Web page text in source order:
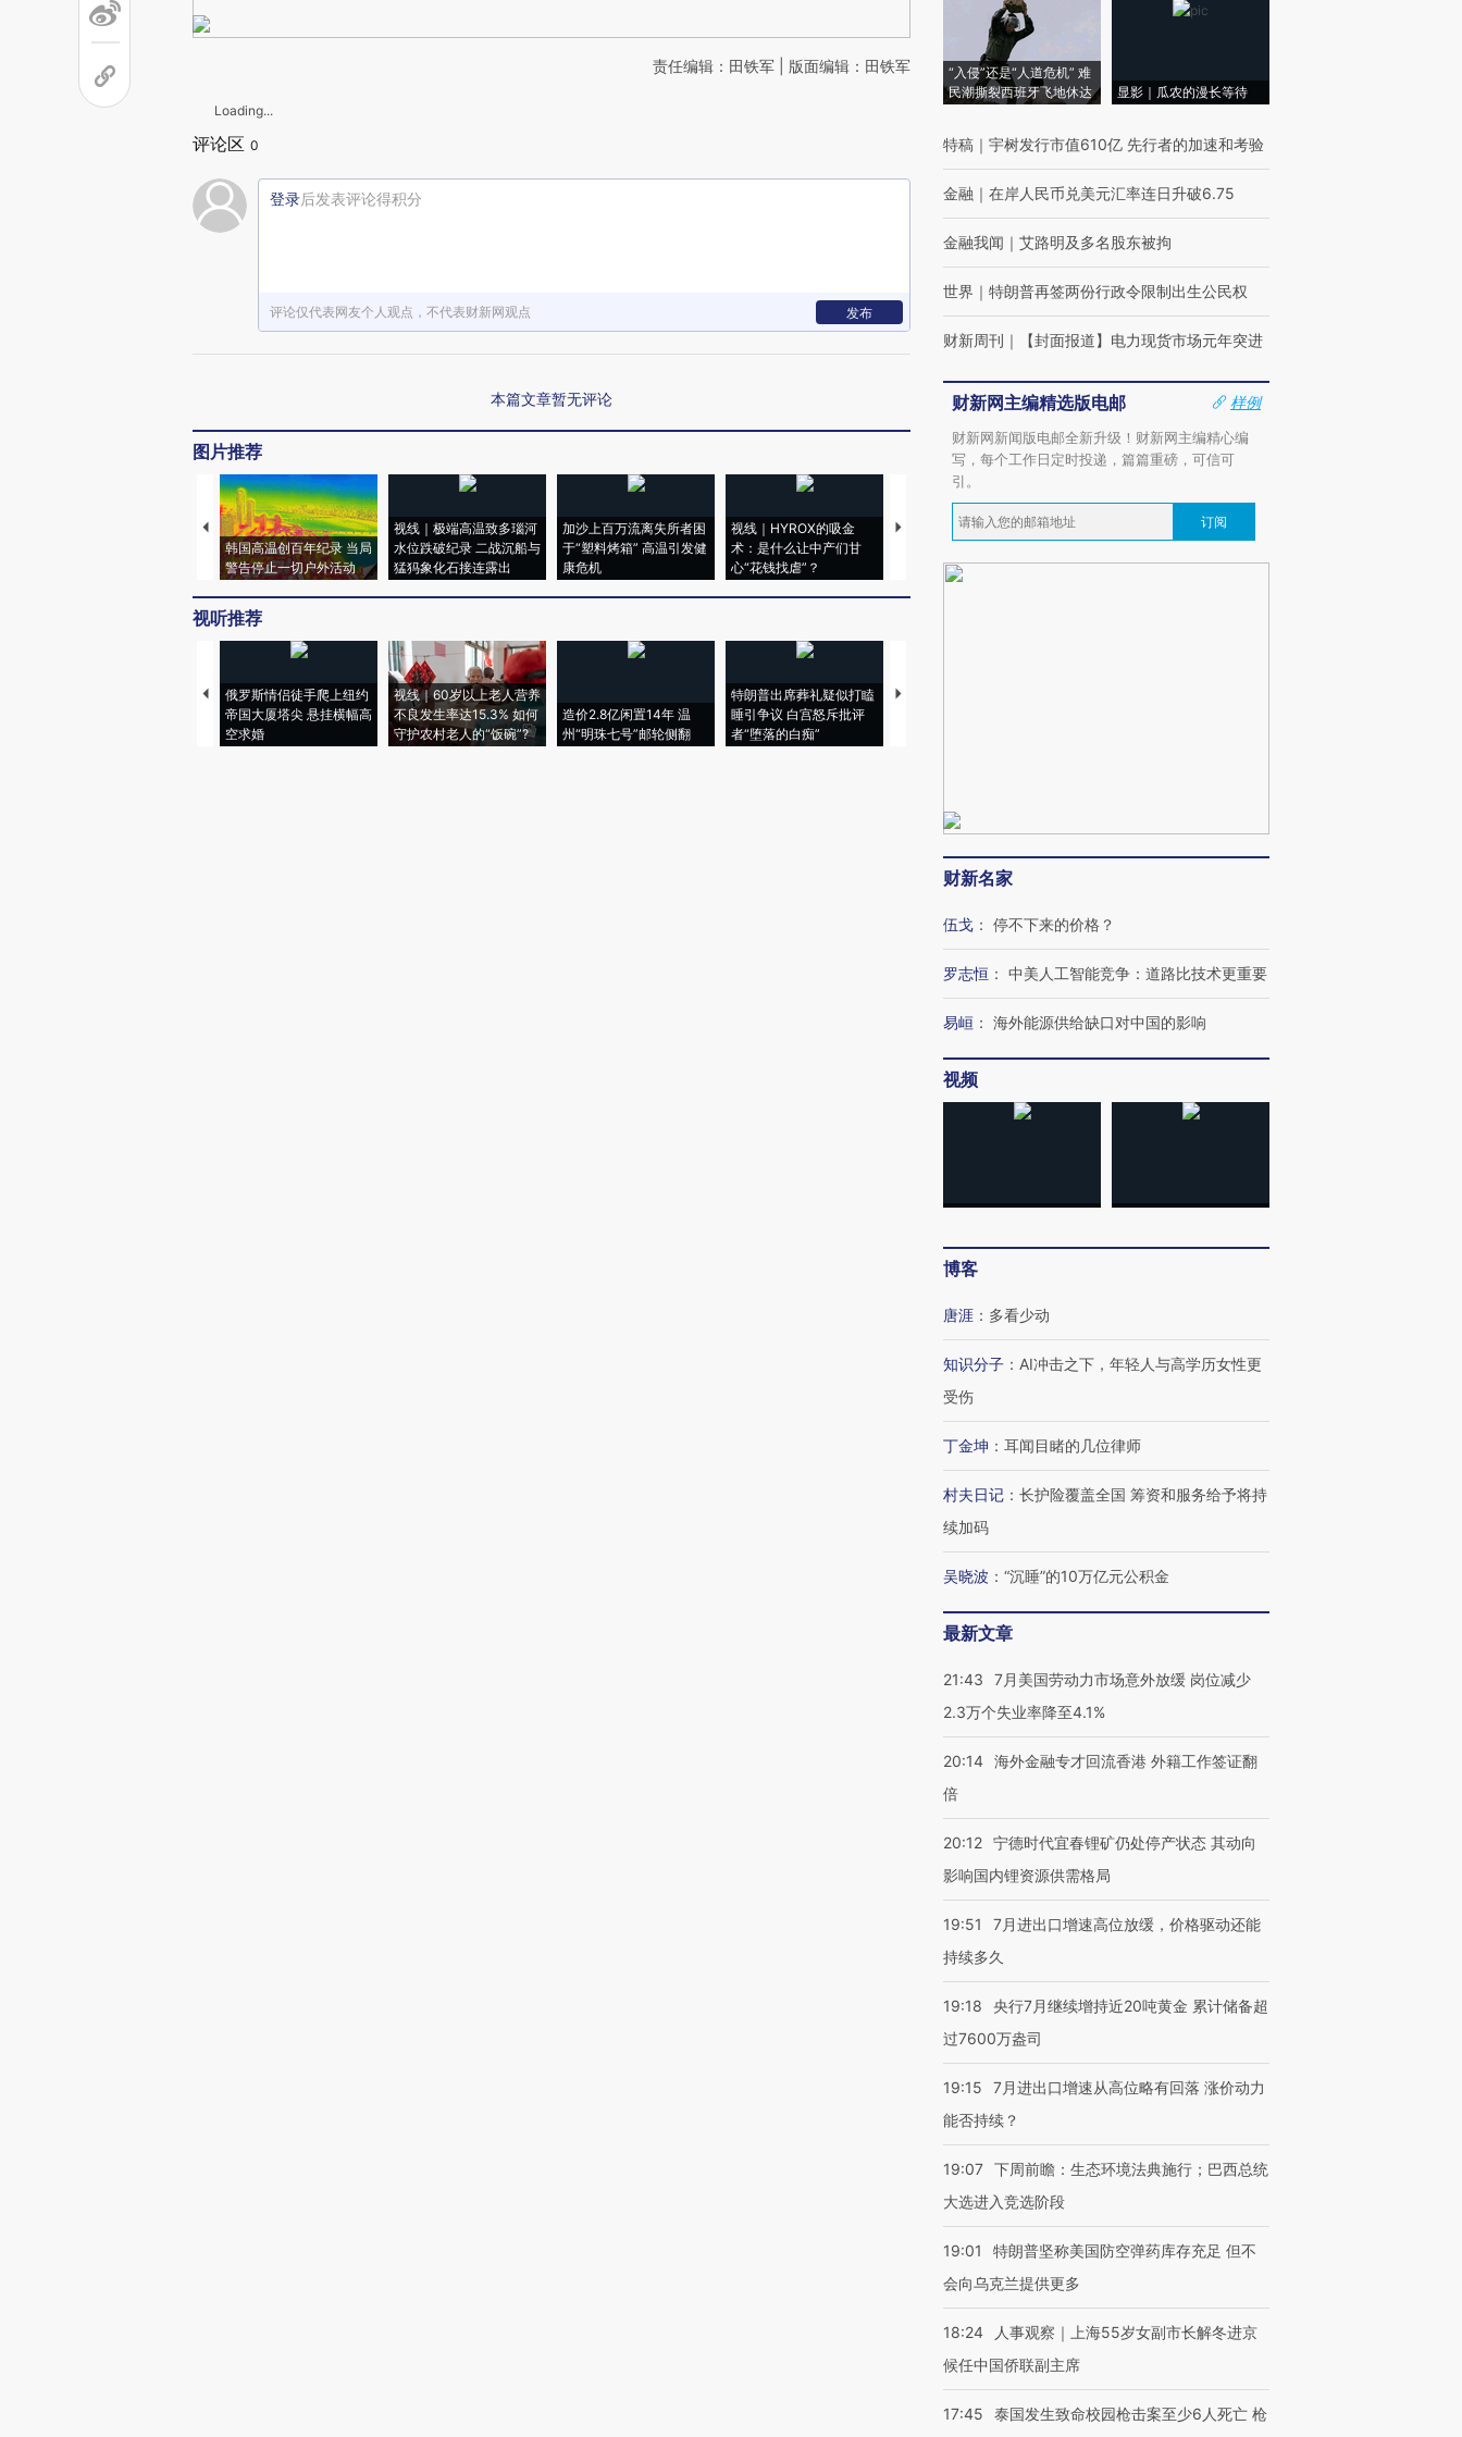
责任编辑：田铁军 | 版面编辑：田铁军
Loading...
评论区 0
登录后发表评论得积分
评论仅代表网友个人观点，不代表财新网观点 发布
本篇文章暂无评论
图片推荐
韩国高温创百年纪录 当局
警告停止一切户外活动
视线｜极端高温致多瑙河
水位跌破纪录 二战沉船与
猛犸象化石接连露出
加沙上百万流离失所者困
于“塑料烤箱” 高温引发健
康危机
视线｜HYROX的吸金
术：是什么让中产们甘
心“花钱找虐”？
马航飞行员跨国走私7万
视线｜被称为“蟑螂”的印
育部长拱下台
飞地休达
视听推荐
俄罗斯情侣徒手爬上纽约
帝国大厦塔尖 悬挂横幅高
空求婚
视线｜60岁以上老人营养
不良发生率达15.3% 如何
守护农村老人的“饭碗”?
造价2.8亿闲置14年 温
州“明珠七号”邮轮侧翻
特朗普出席葬礼疑似打瞌
睡引争议 白宫怒斥批评
者“堕落的白痴”
视线｜全球最热百城独占
“入侵”还是“人道危机” 难
民潮撕裂西班牙飞地休达
显影｜瓜农的漫长等待
特稿 ｜ 宇树发行市值610亿 先行者的加速和考验
金融 ｜ 在岸人民币兑美元汇率连日升破6.75
金融我闻 ｜ 艾路明及多名股东被拘
世界 ｜ 特朗普再签两份行政令限制出生公民权
财新周刊 ｜ 【封面报道】电力现货市场元年突进
财新网主编精选版电邮
样例
财新网新闻版电邮全新升级！财新网主编精心编
写，每个工作日定时投递，篇篇重磅，可信可
引。
订阅
财新名家
伍戈 ： 停不下来的价格？
罗志恒 ： 中美人工智能竞争：道路比技术更重要
易峘 ： 海外能源供给缺口对中国的影响
视频
博客
唐涯 ： 多看少动
知识分子 ： AI冲击之下，年轻人与高学历女性更
受伤
丁金坤 ： 耳闻目睹的几位律师
村夫日记 ： 长护险覆盖全国 筹资和服务给予将持
续加码
吴晓波 ： “沉睡”的10万亿元公积金
最新文章
21:43
7月美国劳动力市场意外放缓 岗位减少
2.3万个失业率降至4.1%
20:14 海外金融专才回流香港 外籍工作签证翻
倍
20:12 宁德时代宜春锂矿仍处停产状态 其动向
影响国内锂资源供需格局
19:51
7月进出口增速高位放缓，价格驱动还能
持续多久
19:18
央行7月继续增持近20吨黄金 累计储备超
过7600万盎司
19:15
7月进出口增速从高位略有回落 涨价动力
能否持续？
19:07 下周前瞻：生态环境法典施行；巴西总统
大选进入竞选阶段
19:01
特朗普坚称美国防空弹药库存充足 但不
会向乌克兰提供更多
18:24
人事观察｜上海55岁女副市长解冬进京
候任中国侨联副主席
17:45 泰国发生致命校园枪击案至少6人死亡 枪